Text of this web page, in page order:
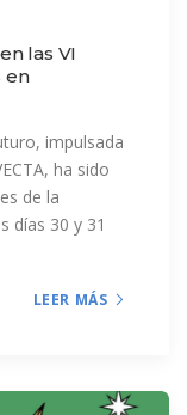
las VI
en
impulsada
ha sido
de la
días 30 y 31
LEER MÁS